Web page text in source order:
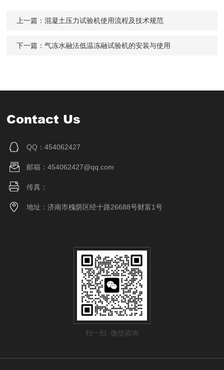
上一篇：混凝土压力试验机使用流程及技术规范
下一篇：气冻水融法低温冻融试验机的安装与使用
Contact Us
QQ：454062427
邮箱：454062427@qq.com
传真：
地址：济南市槐荫区经十路26688号财富1号
扫一扫 微信咨询